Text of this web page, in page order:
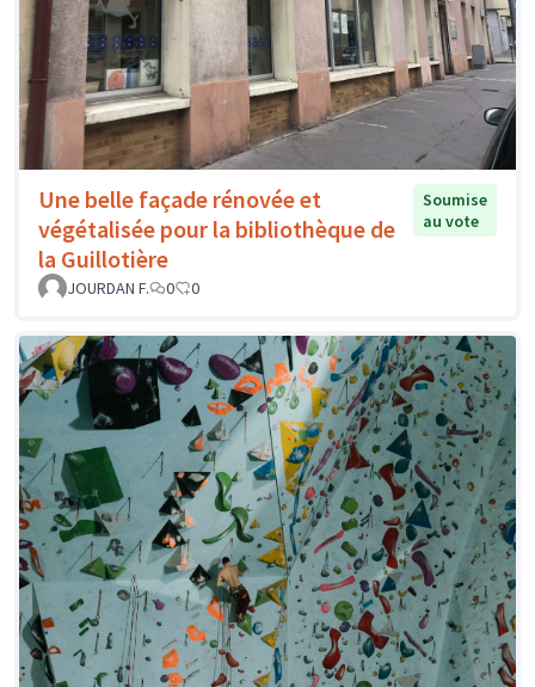
Une belle façade rénovée et
végétalisée pour la bibliothèque de
la Guillotière
Soumise
au vote
JOURDAN F. 0 0